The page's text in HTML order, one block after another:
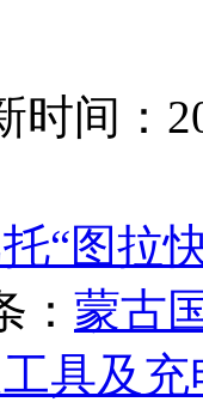
时间：
“图拉
： 蒙古
具及